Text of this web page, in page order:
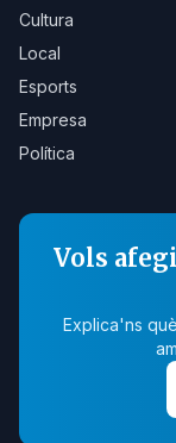
Cultura
Local
Esports
Empresa
Política
Vols
Explica'ns